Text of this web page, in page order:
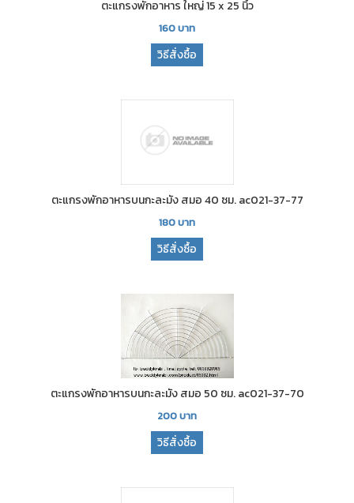
ตะแกรงพักอาหาร ใหญ่ 15 x 25 นิ้ว
160บาท
วิธีสั่งซื้อ
ตะแกรงพักอาหารบนกะละมัง สมอ 40 ซม. ac021-37-77
180บาท
วิธีสั่งซื้อ
ตะแกรงพักอาหารบนกะละมัง สมอ 50 ซม. ac021-37-70
200บาท
วิธีสั่งซื้อ